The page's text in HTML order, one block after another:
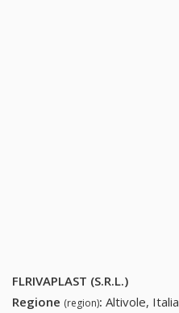
FLRIVAPLAST (S.R.L.)
Regione (region): Altivole, Italia